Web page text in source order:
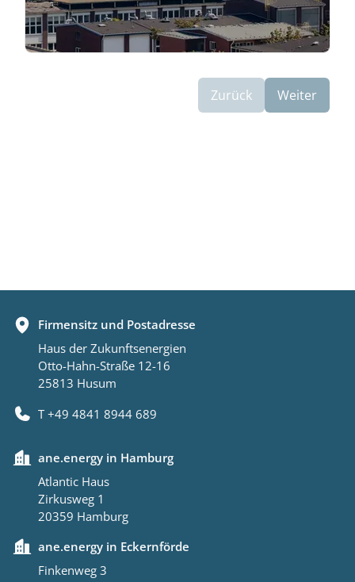
Zurück Weiter
Firmensitz und Postadresse
Haus der Zukunftsenergien
Otto-Hahn-Straße 12-16
25813 Husum
T +49 4841 8944 689
ane.energy in Hamburg
Atlantic Haus
Zirkusweg 1
20359 Hamburg
ane.energy in Eckernförde
Finkenweg 3